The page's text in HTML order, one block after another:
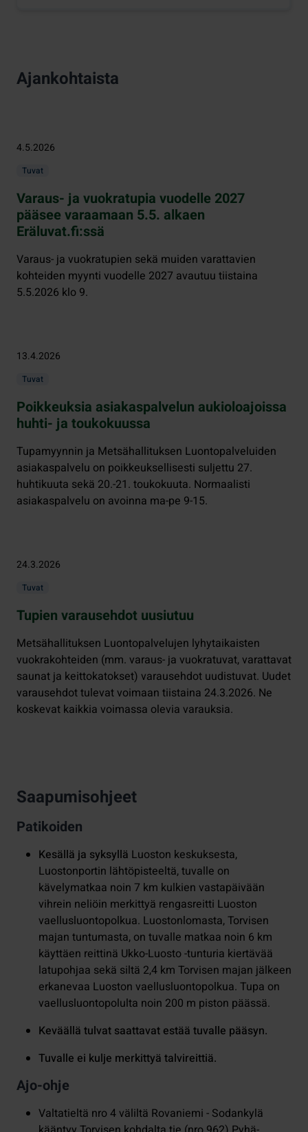
Ajankohtaista
4.5.2026
Tuvat
Varaus- ja vuokratupia vuodelle 2027
pääsee varaamaan 5.5. alkaen
Eräluvat.fi:ssä
Varaus- ja vuokratupien sekä muiden varattavien
kohteiden myynti vuodelle 2027 avautuu tiistaina
5.5.2026 klo 9.
13.4.2026
Tuvat
Poikkeuksia asiakaspalvelun aukioloajoissa
huhti- ja toukokuussa
Tupamyynnin ja Metsähallituksen Luontopalveluiden
asiakaspalvelu on poikkeuksellisesti suljettu 27.
huhtikuuta sekä 20.-21. toukokuuta. Normaalisti
asiakaspalvelu on avoinna ma-pe 9-15.
24.3.2026
Tuvat
Tupien varausehdot uusiutuu
Metsähallituksen Luontopalvelujen lyhytaikaisten
vuokrakohteiden (mm. varaus- ja vuokratuvat, varattavat
saunat ja keittokatokset) varausehdot uudistuvat. Uudet
varausehdot tulevat voimaan tiistaina 24.3.2026. Ne
koskevat kaikkia voimassa olevia varauksia.
Saapumisohjeet
Patikoiden
Kesällä ja syksyllä Luoston keskuksesta,
Luostonportin lähtöpisteeltä, tuvalle on
kävelymatkaa noin 7 km kulkien vastapäivään
vihrein neliöin merkittyä rengasreitti Luoston
vaellusluontopolkua. Luostonlomasta, Torvisen
majan tuntumasta, on tuvalle matkaa noin 6 km
käyttäen reittinä Ukko-Luosto -tunturia kiertävää
latupohjaa sekä siltä 2,4 km Torvisen majan jälkeen
erkanevaa Luoston vaellusluontopolkua. Tupa on
vaellusluontopolulta noin 200 m piston päässä.
Keväällä tulvat saattavat estää tuvalle pääsyn.
Tuvalle ei kulje merkittyä talvireittiä.
Ajo-ohje
Valtatieltä nro 4 väliltä Rovaniemi - Sodankylä